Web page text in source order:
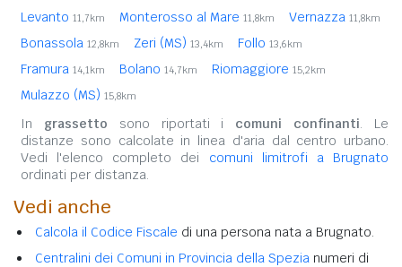
Levanto 11,7km Monterosso al Mare 11,8km Vernazza 11,8km
Bonassola 12,8km Zeri (MS) 13,4km Follo 13,6km
Framura 14,1km Bolano 14,7km Riomaggiore 15,2km
Mulazzo (MS) 15,8km
In grassetto sono riportati i comuni confinanti. Le
distanze sono calcolate in linea d'aria dal centro urbano.
Vedi l'elenco completo dei comuni limitrofi a Brugnato
ordinati per distanza.
Vedi anche
Calcola il Codice Fiscale di una persona nata a Brugnato.
Centralini dei Comuni in Provincia della Spezia numeri di